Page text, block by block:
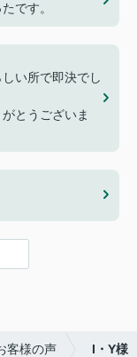
です。
い所で即決でし
とうございま
客様の声 I・Y様